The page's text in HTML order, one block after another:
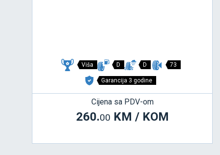
Viša D D 73
Garancija 3 godine
Cijena sa PDV-om
260.00 KM / KOM